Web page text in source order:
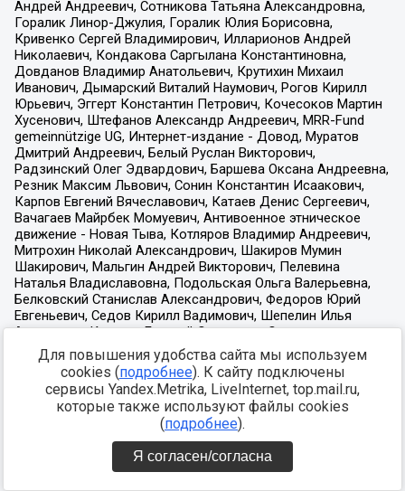
Для повышения удобства сайта мы используем
cookies (подробнее). К сайту подключены
сервисы Yandex.Metrika, LiveInternet, top.mail.ru,
которые также используют файлы cookies
(подробнее).
Я согласен/согласна